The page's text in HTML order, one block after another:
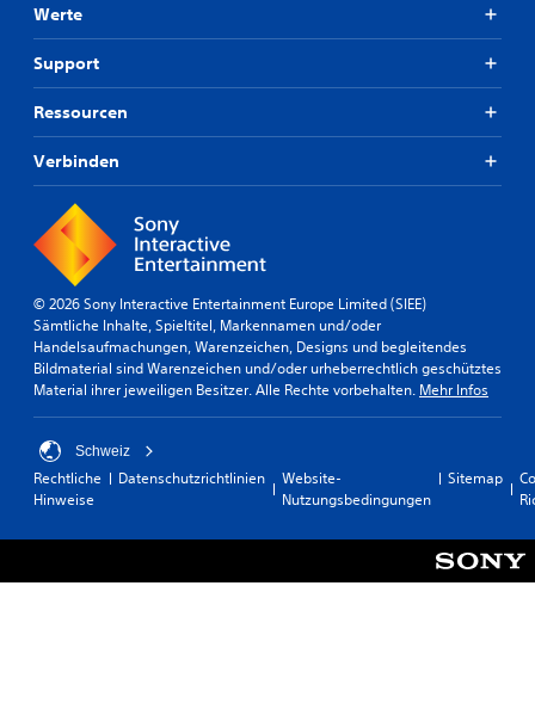
Werte
Support
Ressourcen
Verbinden
© 2026 Sony Interactive Entertainment Europe Limited (SIEE)
Sämtliche Inhalte, Spieltitel, Markennamen und/oder
Handelsaufmachungen, Warenzeichen, Designs und begleitendes
Bildmaterial sind Warenzeichen und/oder urheberrechtlich geschütztes
Material ihrer jeweiligen Besitzer. Alle Rechte vorbehalten. Mehr Infos
Schweiz
Rechtliche
Hinweise
Datenschutzrichtlinien
Website-
Nutzungsbedingungen
Sitemap